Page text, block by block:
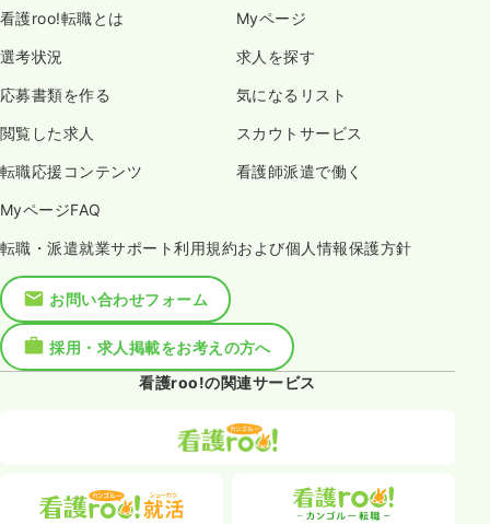
看護roo!転職とは Myページ
選考状況 求人を探す
応募書類を作る 気になるリスト
閲覧した求人 スカウトサービス
転職応援コンテンツ 看護師派遣で働く
MyページFAQ
転職・派遣就業サポート利用規約および個人情報保護方針
お問い合わせフォーム
採用・求人掲載をお考えの方へ
看護roo!の関連サービス